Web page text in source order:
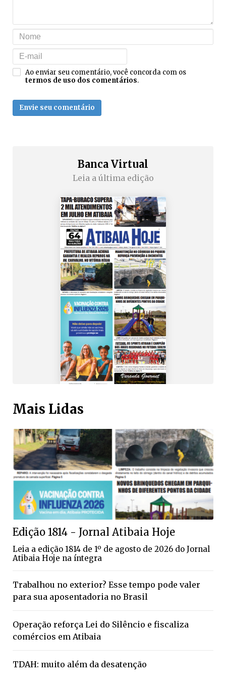
Ao enviar seu comentário, você concorda com os
termos de uso dos comentários.
Envie seu comentário
Banca Virtual
Leia a última edição
Mais Lidas
Edição 1814 - Jornal Atibaia Hoje
Leia a edição 1814 de 1º de agosto de 2026 do Jornal
Atibaia Hoje na íntegra
Trabalhou no exterior? Esse tempo pode valer
para sua aposentadoria no Brasil
Operação reforça Lei do Silêncio e fiscaliza
comércios em Atibaia
TDAH: muito além da desatenção